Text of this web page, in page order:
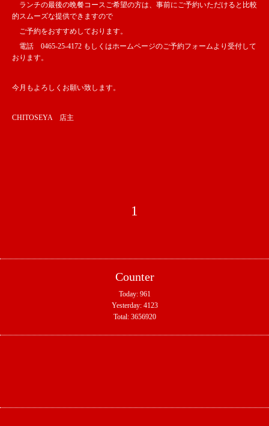
ランチの最後の晩餐コースご希望の方は、事前にご予約いただけると比較
的スムーズな提供できますので
ご予約をおすすめしております。
電話 0465-25-4172 もしくはホームページのご予約フォームより受付して
おります。
今月もよろしくお願い致します。
CHITOSEYA 店主
1
Counter
Today: 961
Yesterday: 4123
Total: 3656920